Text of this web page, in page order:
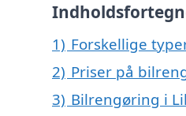
1) Forskellige
2) Priser på
3) Bilrengøring i